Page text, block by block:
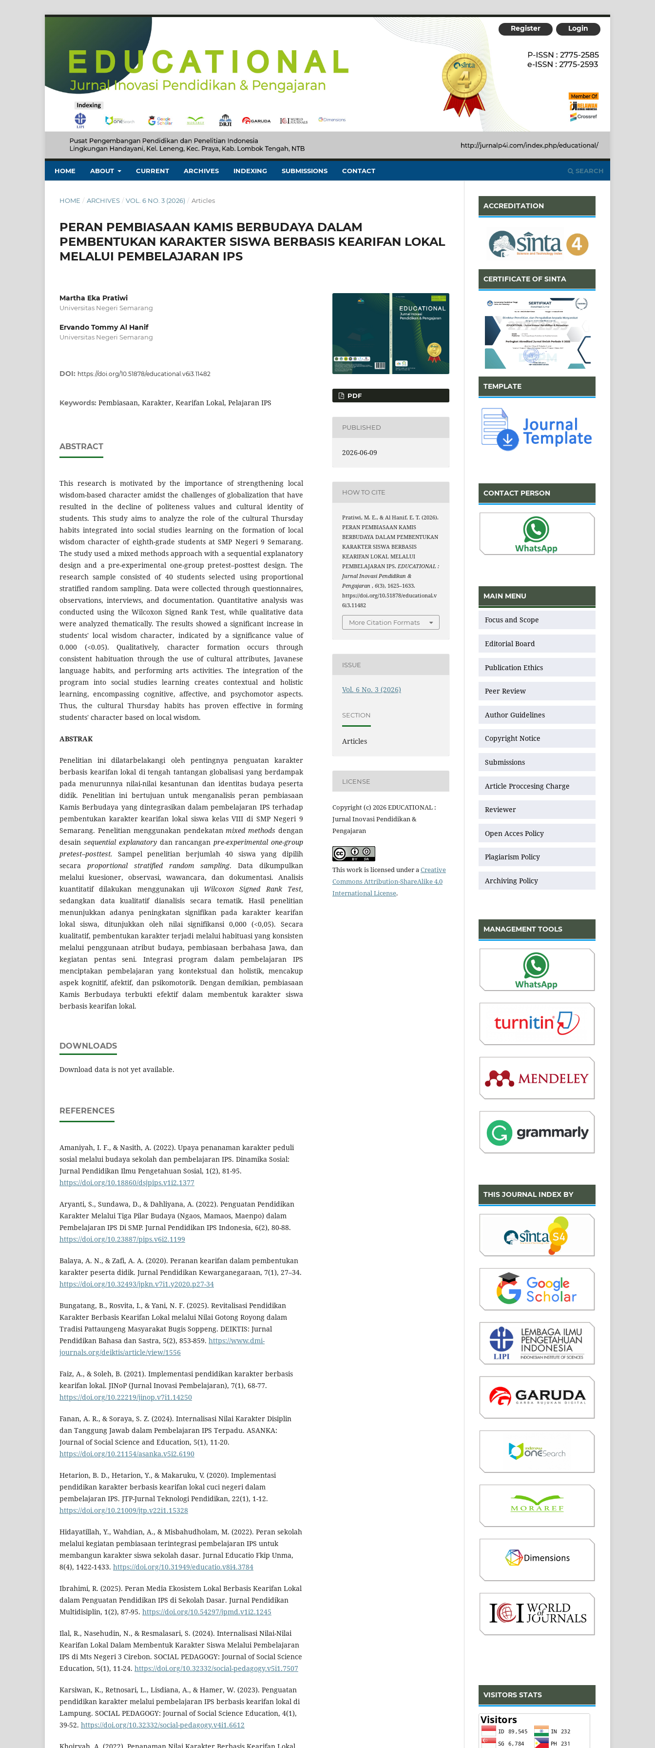
HOME ABOUT CURRENT ARCHIVES INDEXING SUBMISSIONS CONTACT SEARCH
Register Login
HOME / ARCHIVES / VOL. 6 NO. 3 (2026) / Articles
PERAN PEMBIASAAN KAMIS BERBUDAYA DALAM
PEMBENTUKAN KARAKTER SISWA BERBASIS KEARIFAN LOKAL
MELALUI PEMBELAJARAN IPS
Martha Eka Pratiwi
Universitas Negeri Semarang
Ervando Tommy Al Hanif
Universitas Negeri Semarang
DOI: https://doi.org/10.51878/educational.v6i3.11482
Keywords: Pembiasaan, Karakter, Kearifan Lokal, Pelajaran IPS
ABSTRACT
This research is motivated by the importance of strengthening local
wisdom-based character amidst the challenges of globalization that have
resulted in the decline of politeness values ​​and cultural identity of
students. This study aims to analyze the role of the cultural Thursday
habits integrated into social studies learning on the formation of local
wisdom character of eighth-grade students at SMP Negeri 9 Semarang.
The study used a mixed methods approach with a sequential explanatory
design and a pre-experimental one-group pretest–posttest design. The
research sample consisted of 40 students selected using proportional
stratified random sampling. Data were collected through questionnaires,
observations, interviews, and documentation. Quantitative analysis was
conducted using the Wilcoxon Signed Rank Test, while qualitative data
were analyzed thematically. The results showed a significant increase in
students' local wisdom character, indicated by a significance value of
0.000 (<0.05). Qualitatively, character formation occurs through
consistent habituation through the use of cultural attributes, Javanese
language habits, and performing arts activities. The integration of the
program into social studies learning creates contextual and holistic
learning, encompassing cognitive, affective, and psychomotor aspects.
Thus, the cultural Thursday habits has proven effective in forming
students' character based on local wisdom.
ABSTRAK
Penelitian ini dilatarbelakangi oleh pentingnya penguatan karakter
berbasis kearifan lokal di tengah tantangan globalisasi yang berdampak
pada menurunnya nilai-nilai kesantunan dan identitas budaya peserta
didik. Penelitian ini bertujuan untuk menganalisis peran pembiasaan
Kamis Berbudaya yang dintegrasikan dalam pembelajaran IPS terhadap
pembentukan karakter kearifan lokal siswa kelas VIII di SMP Negeri 9
Semarang. Penelitian menggunakan pendekatanmixed methods dengan
desain sequential explanatorydan rancanganpre-experimental one-group
pretest–posttest.
Sampel penelitian berjumlah 40 siswa yang dipilih
secara proportional stratified random sampling. Data dikumpulkan
melalui kuesioner, observasi, wawancara, dan dokumentasi. Analisis
kuantitatif dilakukan menggunakan uji Wilcoxon Signed Rank Test,
sedangkan data kualitatif dianalisis secara tematik. Hasil penelitian
menunjukkan adanya peningkatan signifikan pada karakter kearifan
lokal siswa, ditunjukkan oleh nilai signifikansi 0,000 (<0,05). Secara
kualitatif, pembentukan karakter terjadi melalui habituasi yang konsisten
melalui penggunaan atribut budaya, pembiasaan berbahasa Jawa, dan
kegiatan pentas seni. Integrasi program dalam pembelajaran IPS
menciptakan pembelajaran yang kontekstual dan holistik, mencakup
aspek kognitif, afektif, dan psikomotorik. Dengan demikian, pembiasaan
Kamis Berbudaya terbukti efektif dalam membentuk karakter siswa
berbasis kearifan lokal.
DOWNLOADS
Download data is not yet available.
REFERENCES
Amaniyah, I. F., & Nasith, A. (2022). Upaya penanaman karakter peduli
sosial melalui budaya sekolah dan pembelajaran IPS. Dinamika Sosial:
Jurnal Pendidikan Ilmu Pengetahuan Sosial, 1(2), 81-95.
https://doi.org/10.18860/dsjpips.v1i2.1377
Aryanti, S., Sundawa, D., & Dahliyana, A. (2022). Penguatan Pendidikan
Karakter Melalui Tiga Pilar Budaya (Ngaos, Mamaos, Maenpo) dalam
Pembelajaran IPS Di SMP. Jurnal Pendidikan IPS Indonesia, 6(2), 80-88.
https://doi.org/10.23887/pips.v6i2.1199
Balaya, A. N., & Zafi, A. A. (2020). Peranan kearifan dalam pembentukan
karakter peserta didik. Jurnal Pendidikan Kewarganegaraan, 7(1), 27–34.
https://doi.org/10.32493/jpkn.v7i1.y2020.p27-34
Bungatang, B., Rosvita, I., & Yani, N. F. (2025). Revitalisasi Pendidikan
Karakter Berbasis Kearifan Lokal melalui Nilai Gotong Royong dalam
Tradisi Pattaungeng Masyarakat Bugis Soppeng. DEIKTIS: Jurnal
Pendidikan Bahasa dan Sastra, 5(2), 853-859. https://www.dmi-
journals.org/deiktis/article/view/1556
Faiz, A., & Soleh, B. (2021). Implementasi pendidikan karakter berbasis
kearifan lokal. JINoP (Jurnal Inovasi Pembelajaran), 7(1), 68-77.
https://doi.org/10.22219/jinop.v7i1.14250
Fanan, A. R., & Soraya, S. Z. (2024). Internalisasi Nilai Karakter Disiplin
dan Tanggung Jawab dalam Pembelajaran IPS Terpadu. ASANKA:
Journal of Social Science and Education, 5(1), 11-20.
https://doi.org/10.21154/asanka.v5i2.6190
Hetarion, B. D., Hetarion, Y., & Makaruku, V. (2020). Implementasi
pendidikan karakter berbasis kearifan lokal cuci negeri dalam
pembelajaran IPS. JTP-Jurnal Teknologi Pendidikan, 22(1), 1-12.
https://doi.org/10.21009/jtp.v22i1.15328
Hidayatillah, Y., Wahdian, A., & Misbahudholam, M. (2022). Peran sekolah
melalui kegiatan pembiasaan terintegrasi pembelajaran IPS untuk
membangun karakter siswa sekolah dasar. Jurnal Educatio Fkip Unma,
8(4), 1422-1433. https://doi.org/10.31949/educatio.v8i4.3784
Ibrahimi, R. (2025). Peran Media Ekosistem Lokal Berbasis Kearifan Lokal
dalam Penguatan Pendidikan IPS di Sekolah Dasar. Jurnal Pendidikan
Multidisiplin, 1(2), 87-95. https://doi.org/10.54297/jpmd.v1i2.1245
Ilal, R., Nasehudin, N., & Resmalasari, S. (2024). Internalisasi Nilai-Nilai
Kearifan Lokal Dalam Membentuk Karakter Siswa Melalui Pembelajaran
IPS di Mts Negeri 3 Cirebon. SOCIAL PEDAGOGY: Journal of Social Science
Education, 5(1), 11-24. https://doi.org/10.32332/social-pedagogy.v5i1.7507
Karsiwan, K., Retnosari, L., Lisdiana, A., & Hamer, W. (2023). Penguatan
pendidikan karakter melalui pembelajaran IPS berbasis kearifan lokal di
Lampung. SOCIAL PEDAGOGY: Journal of Social Science Education, 4(1),
39-52. https://doi.org/10.32332/social-pedagogy.v4i1.6612
PDF
PUBLISHED
2026-06-09
HOW TO CITE
Pratiwi, M. E., & Al Hanif, E. T. (2026).
PERAN PEMBIASAAN KAMIS
BERBUDAYA DALAM PEMBENTUKAN
KARAKTER SISWA BERBASIS
KEARIFAN LOKAL MELALUI
PEMBELAJARAN IPS. EDUCATIONAL :
Jurnal Inovasi Pendidikan &
Pengajaran,6(3), 1625–1633.
https://doi.org/10.51878/educational.v
6i3.11482
More Citation Formats
ISSUE
Vol. 6 No. 3 (2026)
SECTION
Articles
LICENSE
Copyright (c) 2026 EDUCATIONAL :
Jurnal Inovasi Pendidikan &
Pengajaran
This work is licensed under aCreative
Commons Attribution-ShareAlike 4.0
International License.
ACCREDITATION
CERTIFICATE OF SINTA
TEMPLATE
CONTACT PERSON
MAIN MENU
Focus and Scope
Editorial Board
Publication Ethics
Peer Review
Author Guidelines
Copyright Notice
Submissions
Article Proccesing Charge
Reviewer
Open Acces Policy
Plagiarism Policy
Archiving Policy
MANAGEMENT TOOLS
THIS JOURNAL INDEX BY
VISITORS STATS